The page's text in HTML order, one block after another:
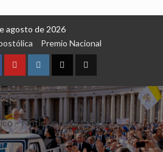
agosto de 2026
Premio Nacional
YoutubeInstagram
X TikTok